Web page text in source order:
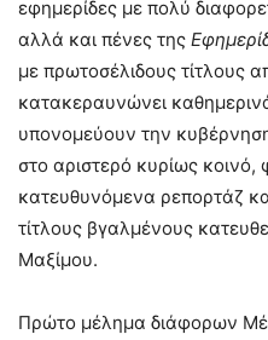
εφημερίδες με πολύ
αλλά και πένες της
με πρωτοσέλιδους τίτλους
κατακεραυνώνει
υπονομεύουν την
στο αριστερό κυρίως κοινό,
κατευθυνόμενα ρεπορτάζ
τίτλους βγαλμένους
Μαξίμου.
Πρώτο μέλημα διάφορων